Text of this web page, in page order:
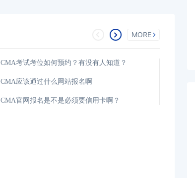
MORE
CMA考试考位如何预约？有没有人知道？
CMA应该通过什么网站报名啊
CMA官网报名是不是必须要信用卡啊？